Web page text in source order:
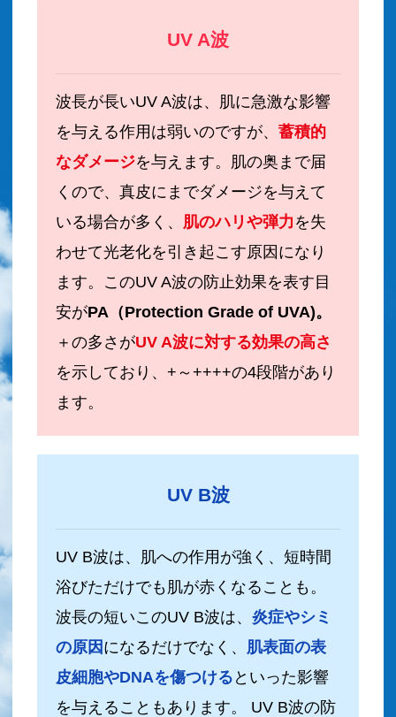
UV A波
波長が長いUV A波は、肌に急激な影響
を与える作用は弱いのですが、 蓄積的
なダメージを与えます。肌の奥まで届
くので、真皮にまでダメージを与えて
いる場合が多く、 肌のハリや弾力 を失
わせて光老化を引き起こす原因になり
ます。このUV A波の防止効果を表す目
安がPA（Protection Grade of UVA)。
＋の多さがUV A波に対する効果の高さ
を示しており、+～++++の4段階があり
ます。
UV B波
UV B波は、肌への作用が強く、短時間
浴びただけでも肌が赤くなることも。
波長の短いこのUV B波は、 炎症やシミ
の原因 になるだけでなく、 肌表面の表
皮細胞やDNAを傷つける といった影響
を与えることもあります。 UV B波の防